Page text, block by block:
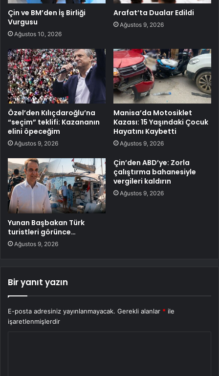
Çin ve BM’den İş Birliği
Vurgusu
Ağustos 10, 2026
Arafat’ta Dualar Edildi
Ağustos 9, 2026
Özel’den Kılıçdaroğlu’na
“seçim” teklifi: Kazananın
elini öpeceğim
Ağustos 9, 2026
Manisa’da Motosiklet
Kazası: 15 Yaşındaki Çocuk
Hayatını Kaybetti
Ağustos 9, 2026
Yunan Başbakan Türk
turistleri görünce…
Ağustos 9, 2026
Çin’den ABD’ye: Zorla
çalıştırma bahanesiyle
vergileri kaldırın
Ağustos 9, 2026
Bir yanıt yazın
E-posta adresiniz yayınlanmayacak. Gerekli alanlar * ile
işaretlenmişlerdir